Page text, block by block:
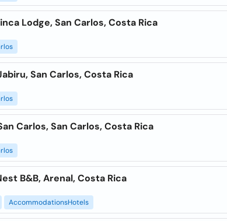
Lodge, San Carlos, Costa Rica
San Carlos, Costa Rica
Carlos, San Carlos, Costa Rica
B&B, Arenal, Costa Rica
AccommodationsHotels